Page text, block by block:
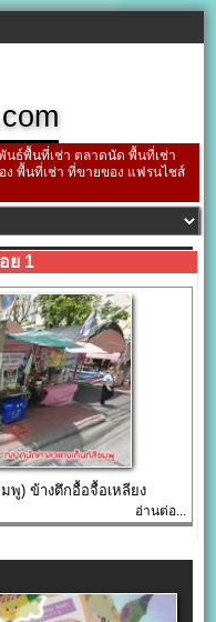
นธ์พื้นที่เช่า ตลาดนัด พื้นที่เช่า
ง พื้นที่เช่า ที่ขายของ แฟรนไชส์
ย 1
พู) ข้างตึกอื้อจื้อเหลียง
อ่านต่อ...